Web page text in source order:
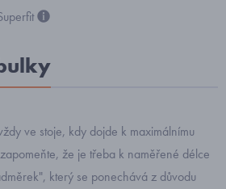
ve stoje, kdy dojde k maximálnímu
že je třeba k naměřené délce
který se ponechává z důvodu